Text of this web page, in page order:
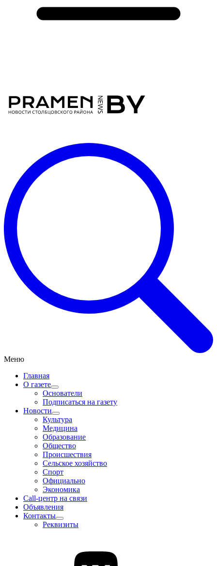
Меню
Главная
О газете
Основатели
Подписаться на газету
Новости
Культура
Медицина
Образование
Общество
Происшествия
Сельское хозяйство
Спорт
Официально
Экономика
Call-центр на связи
Объявления
Контакты
Реквизиты